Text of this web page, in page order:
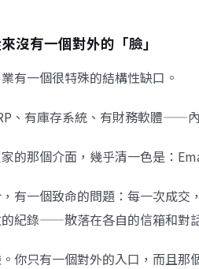
沒有一個對外的「臉」
有一個很特殊的結構性缺口。
、有庫存系統、有財務軟體——
的那個介面，幾乎清一色是：
有一個致命的問題：每一次成交
紀錄——散落在各自的信箱和對
你只有一個對外的入口，而且那